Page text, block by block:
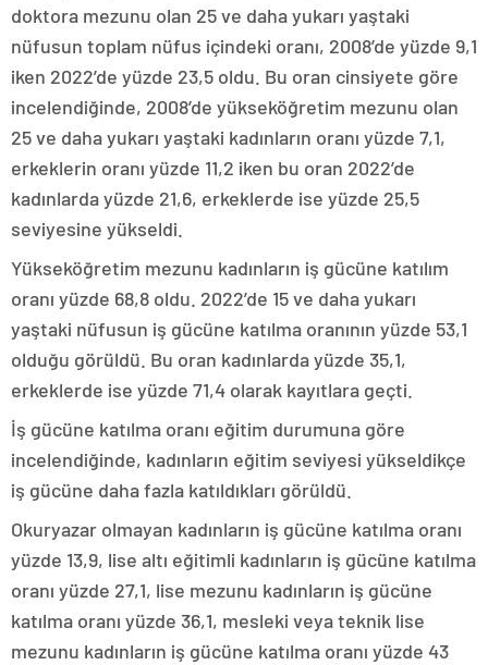
doktora mezunu olan 25 ve daha yukarı yaştaki
nüfusun toplam nüfus içindeki oranı, 2008’de yüzde 9,1
iken 2022’de yüzde 23,5 oldu. Bu oran cinsiyete göre
incelendiğinde, 2008’de yükseköğretim mezunu olan
25 ve daha yukarı yaştaki kadınların oranı yüzde 7,1,
erkeklerin oranı yüzde 11,2 iken bu oran 2022’de
kadınlarda yüzde 21,6, erkeklerde ise yüzde 25,5
seviyesine yükseldi.
Yükseköğretim mezunu kadınların iş gücüne katılım
oranı yüzde 68,8 oldu. 2022’de 15 ve daha yukarı
yaştaki nüfusun iş gücüne katılma oranının yüzde 53,1
olduğu görüldü. Bu oran kadınlarda yüzde 35,1,
erkeklerde ise yüzde 71,4 olarak kayıtlara geçti.
İş gücüne katılma oranı eğitim durumuna göre
incelendiğinde, kadınların eğitim seviyesi yükseldikçe
iş gücüne daha fazla katıldıkları görüldü.
Okuryazar olmayan kadınların iş gücüne katılma oranı
yüzde 13,9, lise altı eğitimli kadınların iş gücüne katılma
oranı yüzde 27,1, lise mezunu kadınların iş gücüne
katılma oranı yüzde 36,1, mesleki veya teknik lise
mezunu kadınların iş gücüne katılma oranı yüzde 43